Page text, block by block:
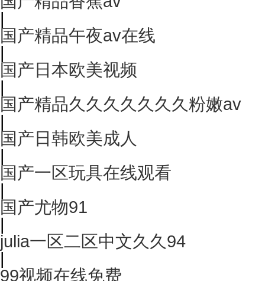
|
国产精品午夜av在线
|
国产日本欧美视频
|
国产精品久久久久久久久粉嫩av
|
国产日韩欧美成人
|
国产一区玩具在线观看
|
国产尤物91
|
julia一区二区中文久久94
|
99视频在线免费